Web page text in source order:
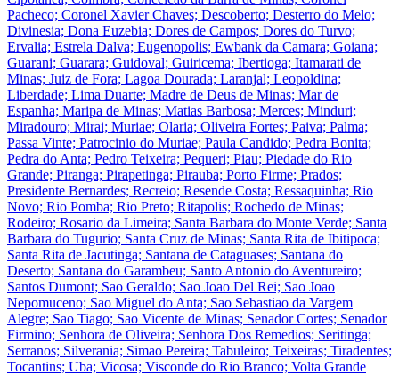
Pacheco; Coronel Xavier Chaves; Descoberto; Desterro do Melo;
Divinesia; Dona Euzebia; Dores de Campos; Dores do Turvo;
Ervalia; Estrela Dalva; Eugenopolis; Ewbank da Camara; Goiana;
Guarani; Guarara; Guidoval; Guiricema; Ibertioga; Itamarati de
Minas; Juiz de Fora; Lagoa Dourada; Laranjal; Leopoldina;
Liberdade; Lima Duarte; Madre de Deus de Minas; Mar de
Espanha; Maripa de Minas; Matias Barbosa; Merces; Minduri;
Miradouro; Mirai; Muriae; Olaria; Oliveira Fortes; Paiva; Palma;
Passa Vinte; Patrocinio do Muriae; Paula Candido; Pedra Bonita;
Pedra do Anta; Pedro Teixeira; Pequeri; Piau; Piedade do Rio
Grande; Piranga; Pirapetinga; Pirauba; Porto Firme; Prados;
Presidente Bernardes; Recreio; Resende Costa; Ressaquinha; Rio
Novo; Rio Pomba; Rio Preto; Ritapolis; Rochedo de Minas;
Rodeiro; Rosario da Limeira; Santa Barbara do Monte Verde; Santa
Barbara do Tugurio; Santa Cruz de Minas; Santa Rita de Ibitipoca;
Santa Rita de Jacutinga; Santana de Cataguases; Santana do
Deserto; Santana do Garambeu; Santo Antonio do Aventureiro;
Santos Dumont; Sao Geraldo; Sao Joao Del Rei; Sao Joao
Nepomuceno; Sao Miguel do Anta; Sao Sebastiao da Vargem
Alegre; Sao Tiago; Sao Vicente de Minas; Senador Cortes; Senador
Firmino; Senhora de Oliveira; Senhora Dos Remedios; Seritinga;
Serranos; Silverania; Simao Pereira; Tabuleiro; Teixeiras; Tiradentes;
Tocantins; Uba; Vicosa; Visconde do Rio Branco; Volta Grande